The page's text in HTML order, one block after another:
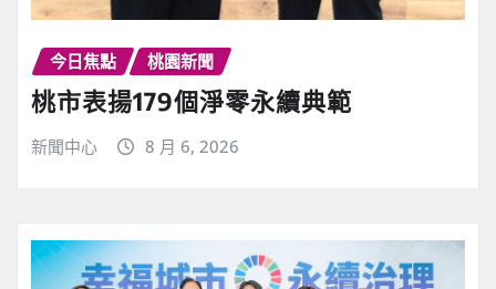
今日焦點 桃園新聞
桃市表揚179個淨零永續典範
新聞中心 8 月 6, 2026